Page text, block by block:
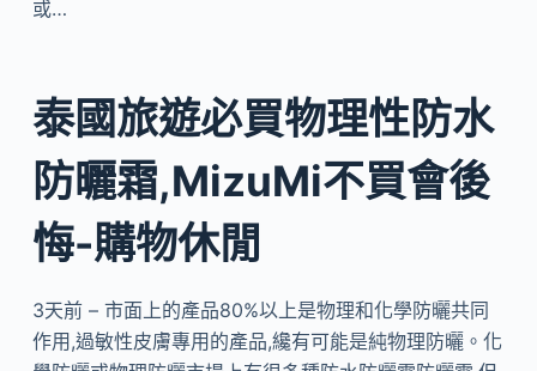
或…
泰國旅遊必買物理性防水
防曬霜,MizuMi不買會後
悔-購物休閒
3天前 – 市面上的產品80%以上是物理和化學防曬共同
作用,過敏性皮膚專用的產品,纔有可能是純物理防曬。化